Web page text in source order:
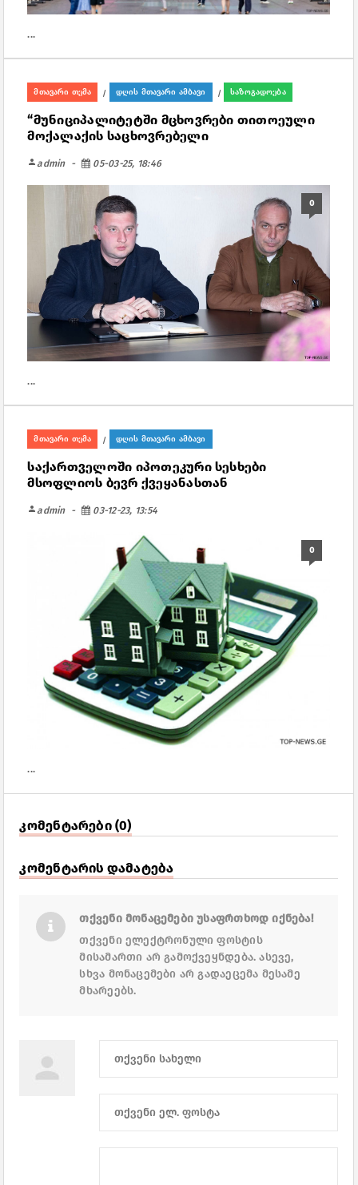
...
მთავარი თემა / დღის მთავარი ამბავი / საზოგადოება
“მუნიციპალიტეტში მცხოვრები თითოეული
მოქალაქის საცხოვრებელი
person admin 05-03-25, 18:46
0
...
მთავარი თემა / დღის მთავარი ამბავი
საქართველოში იპოთეკური სესხები
მსოფლიოს ბევრ ქვეყანასთან
person admin 03-12-23, 13:54
0
...
კომენტარები (0)
კომენტარის დამატება
თქვენი მონაცემები უსაფრთხოდ იქნება!
თქვენი ელექტრონული ფოსტის
მისამართი არ გამოქვეყნდება. ასევე,
სხვა მონაცემები არ გადაეცემა მესამე
მხარეებს.